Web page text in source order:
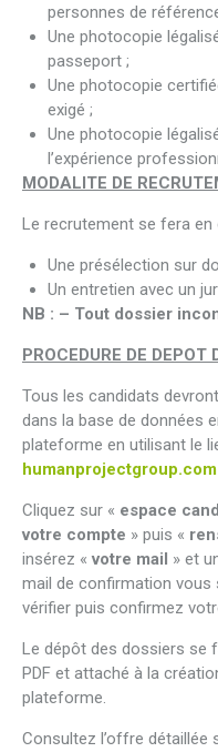
personnes de
Une photocopie
passeport ;
Une photocopie
exigé ;
Une photocopie
l’expérience
MODALITE DE
Le recrutement se fera en
Une présélection sur
Un entretien avec un
NB : – Tout dossier
PROCEDURE DE DEPOT
Tous les candidats
dans la base de données
plateforme en utilisant le
humanprojectgroup.com
Cliquez sur « espace
votre compte » puis «
insérez « votre mail » et
mail de confirmation vous
vérifier puis confirmez
Le dépôt des dossiers se
PDF et attaché à la
plateforme.
Consultez l’offre détaillée